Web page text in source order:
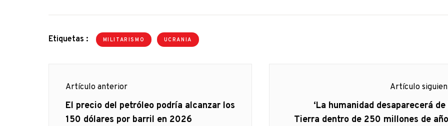
Etiquetas : MILITARISMO UCRANIA
Navegación
de
Artículo anterior
Artículo
anterior
El precio del petróleo podría alcanzar los
150 dólares por barril en 2026
Artículo
Artículo
siguiente:
‘La humanidad desaparecerá de
Tierra dentro de 250 millones de